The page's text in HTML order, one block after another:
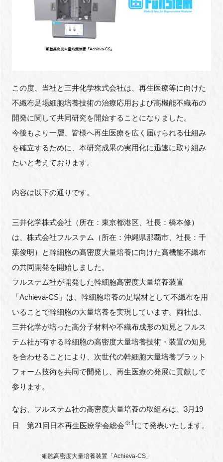
ニュース・掲示板
LINK-Jを知る
施設・アクセス
この度、当社と三井化学株式会社は、再生医療等に向けた
不織布足場細胞培養技術の治療応用および高機能不織布の
開発に関して共同研究を開始することになりました。
今後もより一層、皆様へ再生医療を広く届けられる仕組み
を確立するために、本研究成果の実用化に迅速に取り組み
たいと考えております。
内容は以下の通りです。
三井化学株式会社（所在：東京都港区、社長：橋本修）
は、株式会社フルステム（所在：沖縄県那覇市、社長：千
葉俊明）と幹細胞の高密度大量培養に向けた高機能不織布
の共同開発を開始しました。
フルステム社が開発した幹細胞高密度大量培養装置
「Achieva-CS」は、幹細胞培養の足場材として不織布を用
いることで幹細胞の大量培養を実現しています。両社は、
三井化学が培った高分子材料や不織布成形の知見とフルス
テム社が有する幹細胞の高密度大量培養技術・装置の知見
を合わせることにより、次世代の幹細胞大量培養プラット
フォーム技術を共同で開発し、再生医療の発展に貢献して
参ります。
なお、フルステム社の高密度大量培養の取組みは、3月19
日 第21回日本再生医療学会総会 ※1にて発表いたします。
細胞高密度大量培養装置「Achieva-CS」